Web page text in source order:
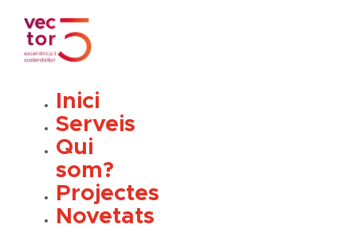
contingut
Inici
Serveis
Qui
som?
Projectes
Novetats